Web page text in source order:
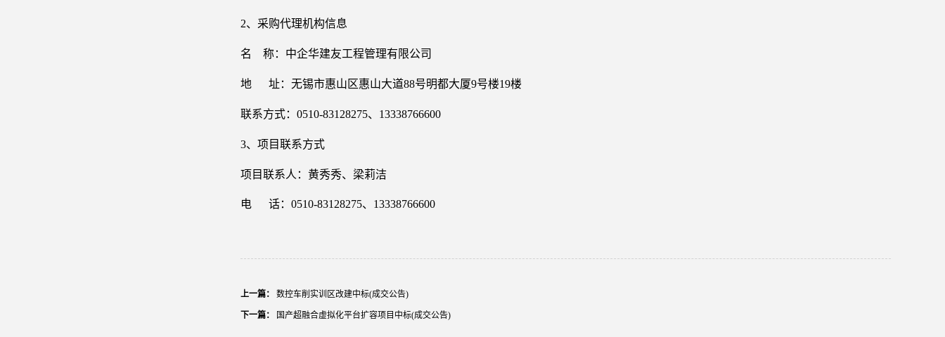
2、采购代理机构信息
名 称： 中企华建友工程管理有限公司
地 址：无锡市惠山区惠山大道88号明都大厦9号楼19楼
联系方式： 0510-83128275、 13338766600
3、项目联系方式
项目联系人： 黄秀秀、 梁莉洁
电 话： 0510-83128275、 13338766600
上一篇： 数控车削实训区改建中标(成交公告)
下一篇： 国产超融合虚拟化平台扩容项目中标(成交公告)